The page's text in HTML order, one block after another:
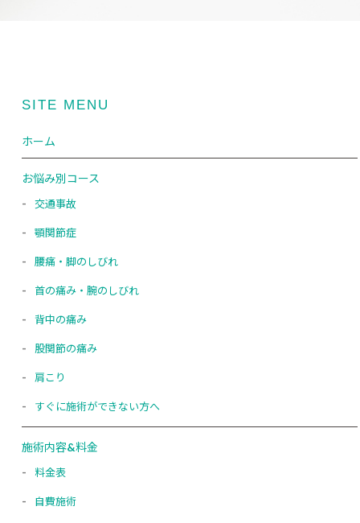
SITE MENU
ホーム
お悩み別コース
交通事故
顎関節症
腰痛・脚のしびれ
首の痛み・腕のしびれ
背中の痛み
股関節の痛み
肩こり
すぐに施術ができない方へ
施術内容&料金
料金表
自費施術